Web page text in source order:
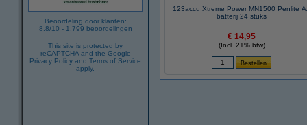
Beoordeling door klanten:
8.8/10 - 1.799 beoordelingen
This site is protected by
reCAPTCHA and the Google
Privacy Policy and Terms of Service
apply.
123accu Xtreme Power MN1500 Penlite
batterij 24 stuks
€ 14,95
(Incl. 21% btw)